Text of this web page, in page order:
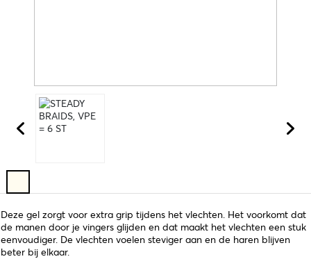
Deze gel zorgt voor extra grip tijdens het vlechten. Het voorkomt dat
de manen door je vingers glijden en dat maakt het vlechten een stuk
eenvoudiger. De vlechten voelen steviger aan en de haren blijven
beter bij elkaar.